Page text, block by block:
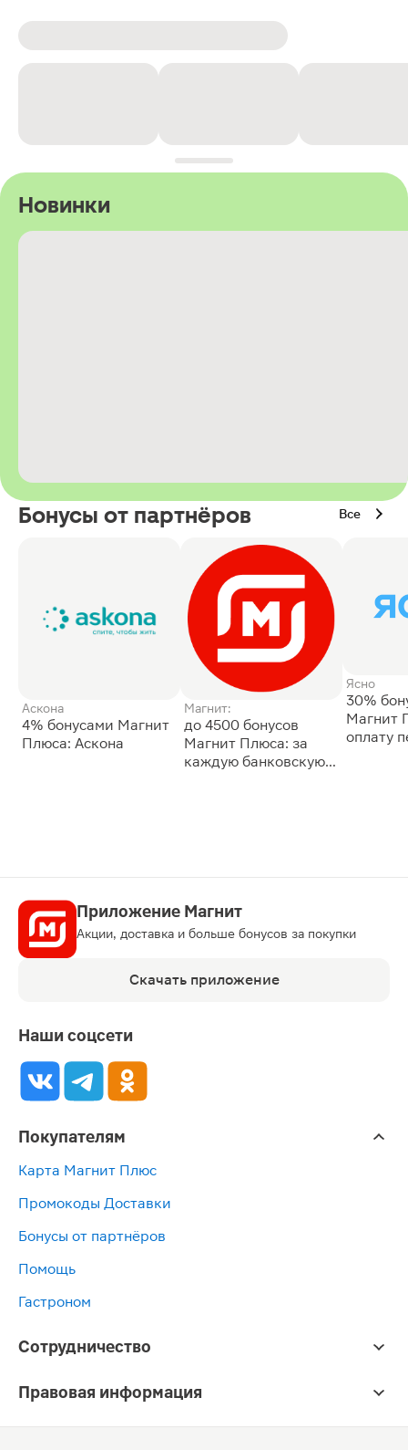
Новинки
Бонусы от партнёров Все
Аскона
4% бонусами Магнит
Плюса: Аскона
Магнит:
до 4500 бонусов
Магнит Плюса: за
каждую банковскую
Ясно
30%
Магнит
оплату
Приложение Магнит
Акции, доставка и больше бонусов за покупки
Скачать приложение
Наши соцсети
Покупателям
Карта Магнит Плюс
Промокоды Доставки
Бонусы от партнёров
Помощь
Гастроном
Сотрудничество
Правовая информация